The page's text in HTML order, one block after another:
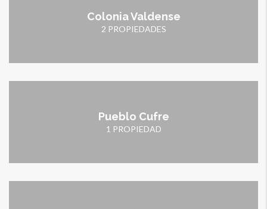
Colonia Valdense
2 PROPIEDADES
Pueblo Cufre
1 PROPIEDAD